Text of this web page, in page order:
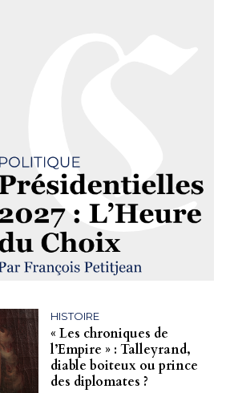
HISTOIRE
« Les chroniques de
l’Empire » : Talleyrand,
diable boiteux ou prince
des diplomates ?